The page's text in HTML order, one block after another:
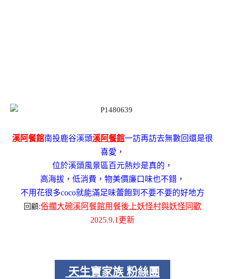
溪阿餐館南投鹿谷溪頭溪阿餐館一訪再訪去無數回還是很
喜愛，
位於溪頭風景區百元熱炒是真的，
高海拔 ， 低消費 ， 物美價廉口味也不錯，
不用花很多coco就能滿足味蕾飽到不要不要的好地方
回顧:俗擱大碗溪阿餐館用餐後上妖怪村與妖怪同歡
2025.9.1更新
天生寶家族 粉絲團